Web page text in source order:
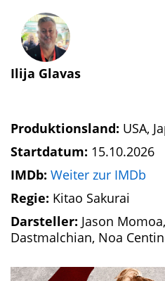
Ilija Glavas
Produktionsland: USA,
Startdatum: 15.10.2026
IMDb: Weiter zur IMDb
Regie: Kitao Sakurai
Darsteller: Jason
Dastmalchian, Noa